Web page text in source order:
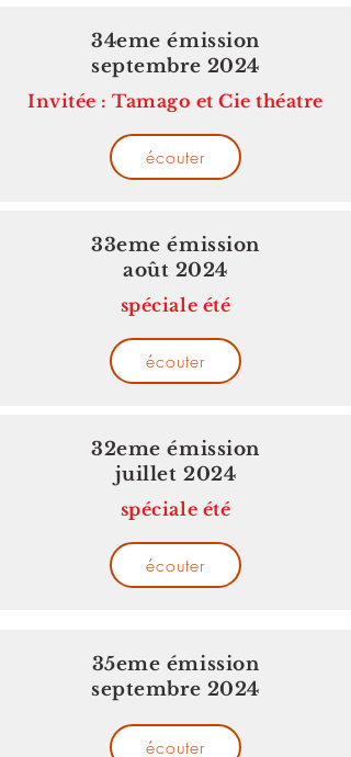
34eme émission
septembre 2024
Invitée : Tamago et Cie théatre
écouter
33eme émission
août 2024
spéciale été
écouter
32eme émission
juillet 2024
spéciale été
écouter
35eme émission
septembre 2024
écouter